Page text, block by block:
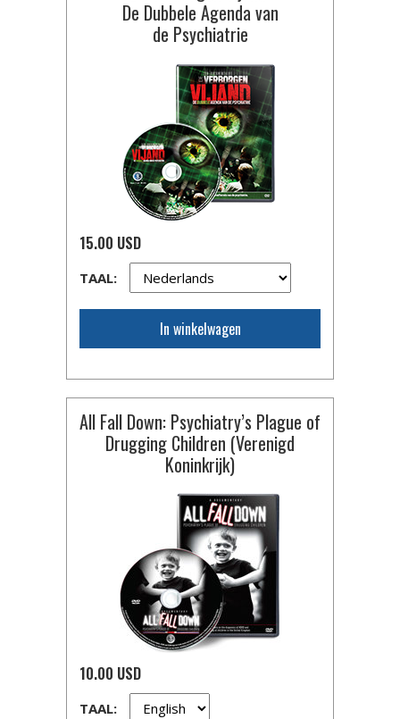
De Dubbele Agenda van
de Psychiatrie
15.00 USD
TAAL:
In winkelwagen
All Fall Down: Psychiatry’s Plague of
Drugging Children (Verenigd
Koninkrijk)
10.00 USD
TAAL: